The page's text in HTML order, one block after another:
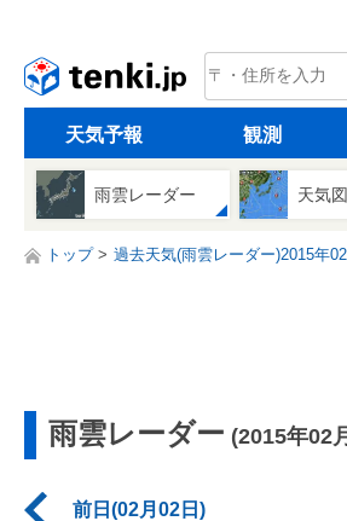
tenki.jp
天気予報 観測
雨雲レーダー 天気図
トップ 過去天気(雨雲レーダー)2015年
雨雲レーダー (2015年02
前日(02月02日)